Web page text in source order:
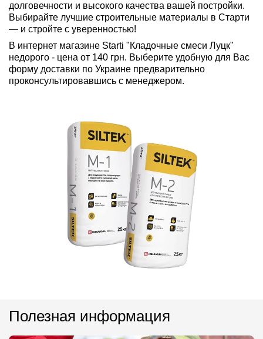
долговечности и высокого качества вашей постройки.
Выбирайте лучшие строительные материалы в Старти
— и стройте с уверенностью!
В интернет магазине Starti "Кладочные смеси Луцк"
недорого - цена от 140 грн. Выберите удобную для Вас
форму доставки по Украине предварительно
проконсультировавшись с менеджером.
Полезная информация